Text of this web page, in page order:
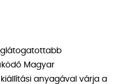
Magyar
anyagával várja a